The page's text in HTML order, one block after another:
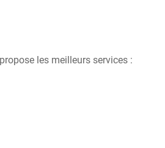
les meilleurs services :